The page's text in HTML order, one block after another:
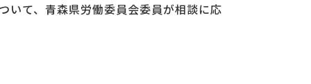
いて、青森県労働委員会委員が相談に応